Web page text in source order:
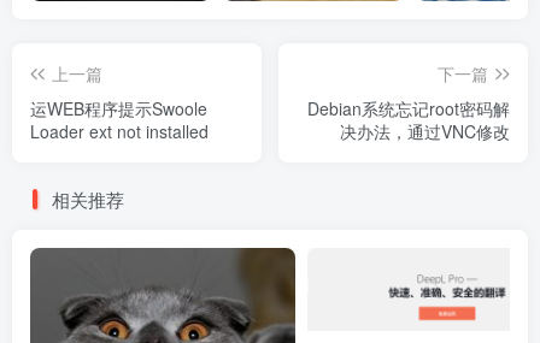
上一篇
运WEB程序提示Swoole
Loader ext not installed
下一篇
Debian系统忘记root密码解
决办法，通过VNC修改
相关推荐